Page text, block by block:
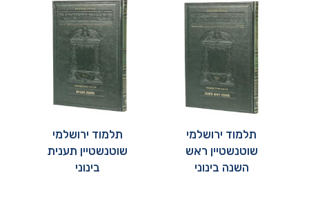
תלמוד ירושלמי
שוטנשטיין ראש
השנה בינוני
תלמוד ירושלמי
שוטנשטיין תענית
בינוני